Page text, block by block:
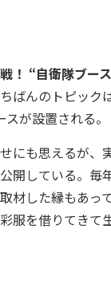
！ “自衛隊ブー
ばんのトピック
が設置される。
にも思えるが、
開している。毎
材した縁もあっ
服を借りてきて